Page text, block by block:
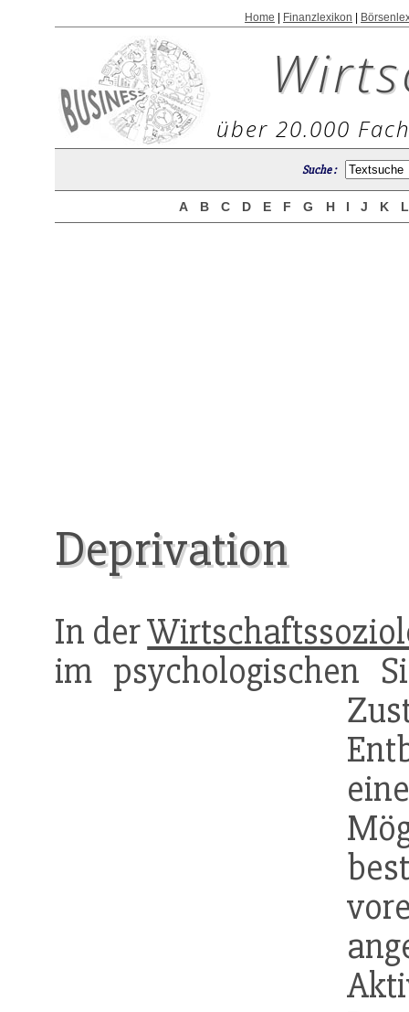
Home Finanzlexikon
über 20.000
Suche :
A B C D E F G H I J K
Deprivation
In der
im psychologischen